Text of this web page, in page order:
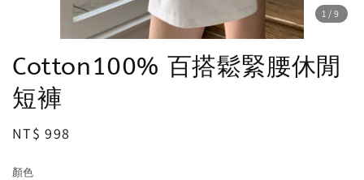
1 /9
Cotton100% 百搭鬆緊腰休閒
短褲
Regular
NT$ 998
顏色